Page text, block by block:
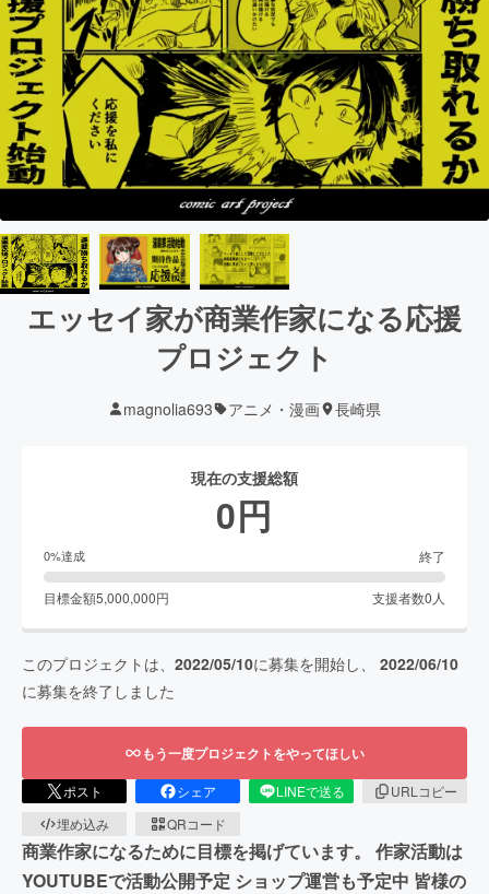
エッセイ家が商業作家になる応援
プロジェクト
magnolia693 アニメ・漫画 長崎県
現在の支援総額
0円
0%達成 終了
目標金額5,000,000円 支援者数0 人
このプロジェクトは、 2022/05/10に募集を開始し、 2022/06/10
に募集を終了しました
もう一度プロジェクトをやってほしい
ポスト シェア LINEで送る
URLコピー
埋め込み
QRコード
商業作家になるために目標を掲げています。 作家活動は
YOUTUBEで活動公開予定 ショップ運営も予定中 皆様の